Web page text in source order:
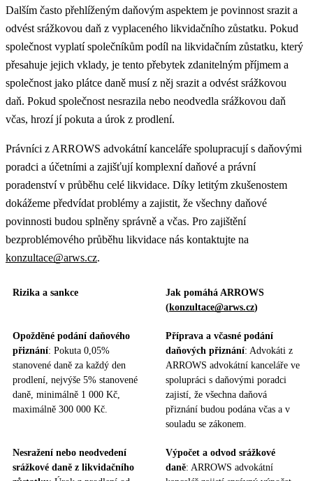
Dalším často přehlíženým daňovým aspektem je povinnost srazit a
odvést srážkovou daň z vyplaceného likvidačního zůstatku. Pokud
společnost vyplatí společníkům podíl na likvidačním zůstatku, který
přesahuje jejich vklady, je tento přebytek zdanitelným příjmem a
společnost jako plátce daně musí z něj srazit a odvést srážkovou
daň. Pokud společnost nesrazila nebo neodvedla srážkovou daň
včas, hrozí jí pokuta a úrok z prodlení.
Právníci z ARROWS advokátní kanceláře spolupracují s daňovými
poradci a účetními a zajišťují komplexní daňové a právní
poradenství v průběhu celé likvidace. Díky letitým zkušenostem
dokážeme předvídat problémy a zajistit, že všechny daňové
povinnosti budou splněny správně a včas. Pro zajištění
bezproblémového průběhu likvidace nás kontaktujte na
konzultace@arws.cz.
Rizika a sankce
Jak pomáhá ARROWS
(konzultace@arws.cz)
Opožděné podání daňového
přiznání: Pokuta 0,05%
stanovené daně za každý den
prodlení, nejvýše 5% stanovené
daně, minimálně 1 000 Kč,
maximálně 300 000 Kč.
Příprava a včasné podání
daňových přiznání: Advokáti z
ARROWS advokátní kanceláře ve
spolupráci s daňovými poradci
zajistí, že všechna daňová
přiznání budou podána včas a v
souladu se zákonem.
Nesražení nebo neodvedení
srážkové daně z likvidačního
Výpočet a odvod srážkové
daně: ARROWS advokátní